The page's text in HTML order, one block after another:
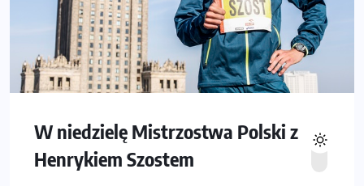
W niedzielę Mistrzostwa Polski z
Henrykiem Szostem